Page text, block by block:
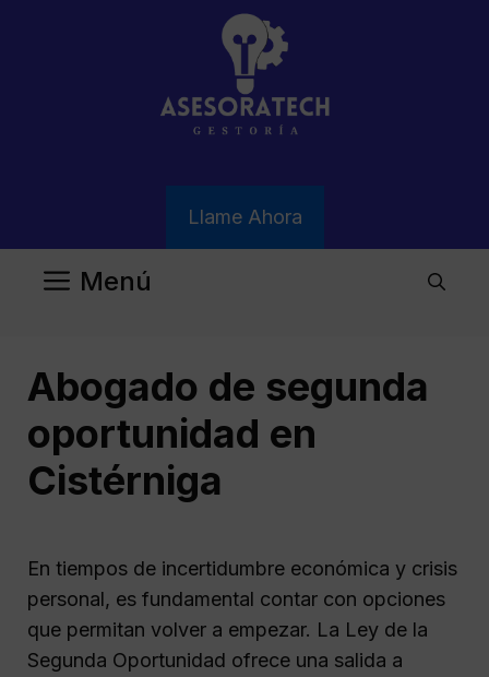
Llame Ahora
Menú
Abogado de segunda
oportunidad en
Cistérniga
En tiempos de incertidumbre económica y crisis
personal, es fundamental contar con opciones
que permitan volver a empezar. La Ley de la
Segunda Oportunidad ofrece una salida a